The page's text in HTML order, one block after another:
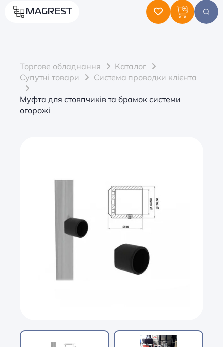
MAGREST
Торгове обладнання
Каталог
Супутні товари
Система проводки клієнта
Муфта для стовпчиків та брамок системи
огорожі